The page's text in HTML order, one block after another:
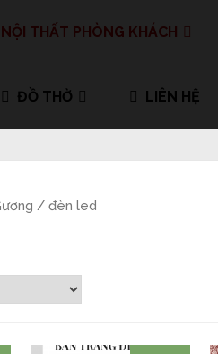
NỘI THẤT PHÒNG KHÁCH
ĐỒ THỜ LIÊN HỆ
/ đèn led